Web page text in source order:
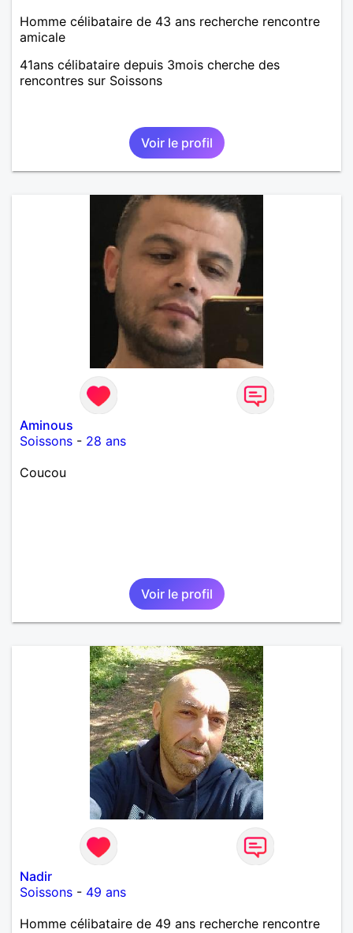
Homme célibataire de 43 ans recherche rencontre
amicale
41ans célibataire depuis 3mois cherche des
rencontres sur Soissons
Voir le profil
Aminous
Soissons - 28 ans
Coucou
Voir le profil
Nadir
Soissons - 49 ans
Homme célibataire de 49 ans recherche rencontre